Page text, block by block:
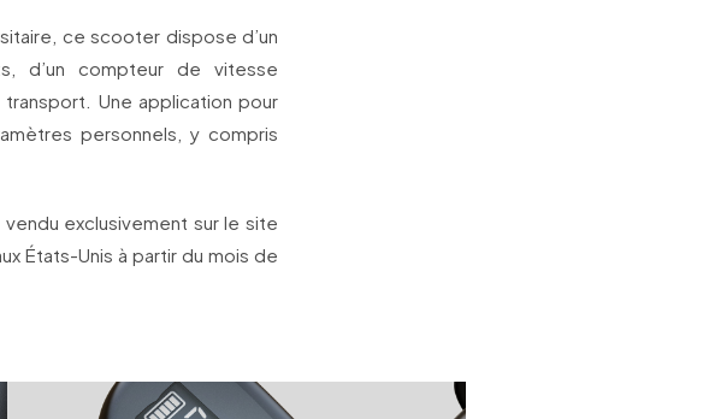
ce scooter dispose d’un
d’un compteur de vitesse
Une application pour
personnels, y compris
exclusivement sur le site
États-Unis à partir du mois de